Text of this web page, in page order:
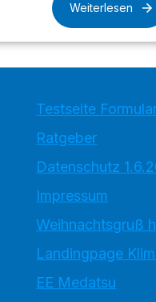
Weiterlesen
Testseite
Ratgeber
Datenschutz
Impressum
Weihnachtsgruß
Landingpage
EE Medatsu